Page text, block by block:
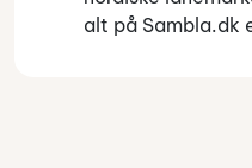
alt på Sambla.dk